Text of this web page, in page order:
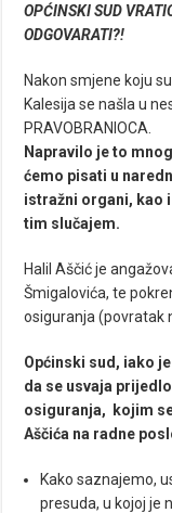
OPĆINSKI SUD
ODGOVARATI?!
Nakon smjene koju
Kalesija se našla u
PRAVOBRANIOCA.
Napravilo je to
ćemo pisati u
istražni organi, kao
tim slučajem.
Halil Aščić je
Šmigalovića, te
osiguranja (povratak
Općinski sud, iako
da se usvaja
osiguranja, kojim
Aščića na radne
Kako saznajemo,
presuda, u kojoj je